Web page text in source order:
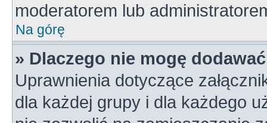
moderatorem lub
Na górę
» Dlaczego nie mogę
Uprawnienia dotyczące
dla każdej grupy i dla każdego